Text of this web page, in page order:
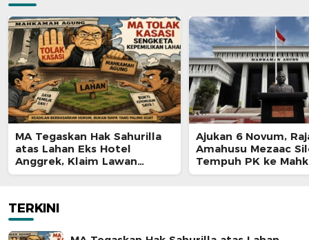
MA Tegaskan Hak Sahurilla
atas Lahan Eks Hotel
Anggrek, Klaim Lawan
Terpatahkan hingga Kasasi
Ajukan 6 Novum,
Amahusu Mezaac
Tempuh PK ke
Agung
TERKINI